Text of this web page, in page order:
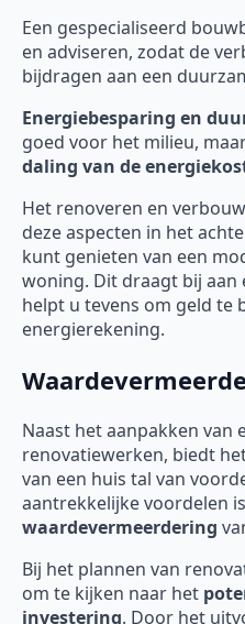
Een gespecialiseerd
en adviseren, zodat de
bijdragen aan een
Energiebesparing en
goed voor het milieu,
daling van de
Het renoveren en
deze aspecten in het
kunt genieten van een
woning. Dit draagt bij aan
helpt u tevens om geld te
energierekening.
Naast het aanpakken van
renovatiewerken, biedt
van een huis tal van
aantrekkelijke voordelen
waardevermeerdering
Bij het plannen van
om te kijken naar het
investering. Door het